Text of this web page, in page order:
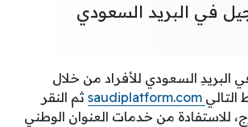
في البريد السعودي
البريدِ السعودي للأفراد من خلال
التالي
ثم النقر
للاستفادة من خدمات العنوان الوطني